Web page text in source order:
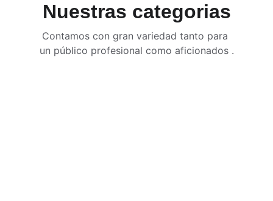
Nuestras categorias
Contamos con gran variedad tanto para
un público profesional como aficionados .